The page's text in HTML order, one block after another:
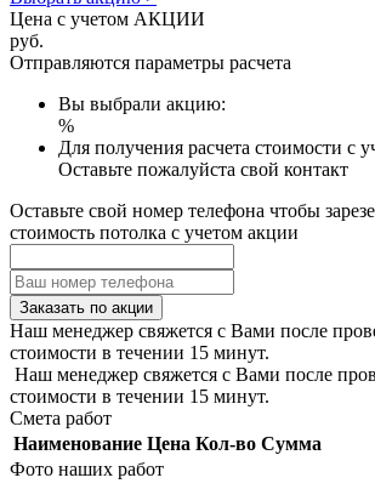
Цена с учетом АКЦИИ
руб.
Отправляются параметры расчета
Вы выбрали акцию:
%
Для получения расчета стоимости с
Оставьте пожалуйста свой контакт
Оставьте свой номер телефона чтобы
стоимость потолка с учетом акции
Заказать по акции
Наш менеджер свяжется с Вами после
стоимости в течении 15 минут.
Наш менеджер свяжется с Вами после
стоимости в течении 15 минут.
Смета работ
Наименование Цена Кол-во Сумма
Фото наших работ